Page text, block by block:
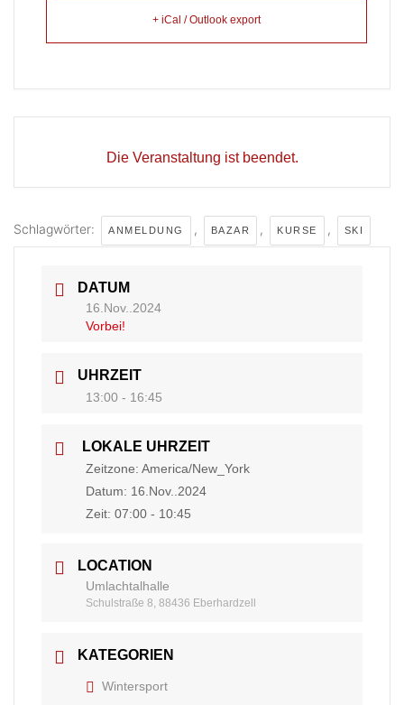
+ iCal / Outlook export
Die Veranstaltung ist beendet.
Schlagwörter: ANMELDUNG , BAZAR , KURSE , SKI
DATUM
16.Nov..2024
Vorbei!
UHRZEIT
13:00 - 16:45
LOKALE UHRZEIT
Zeitzone: America/New_York
Datum: 16.Nov..2024
Zeit: 07:00 - 10:45
LOCATION
Umlachtalhalle
Schulstraße 8, 88436 Eberhardzell
KATEGORIEN
Wintersport